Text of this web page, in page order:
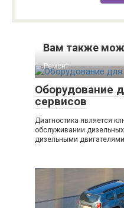
Вам также
Ремонт
Оборудование
сервисов
Диагностика является
обслуживании
дизельными